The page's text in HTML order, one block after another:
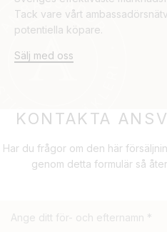
Tack vare vårt
potentiella köpare.
Sälj med oss
KONTAKTA
Har du frågor om den här
genom detta formulär så